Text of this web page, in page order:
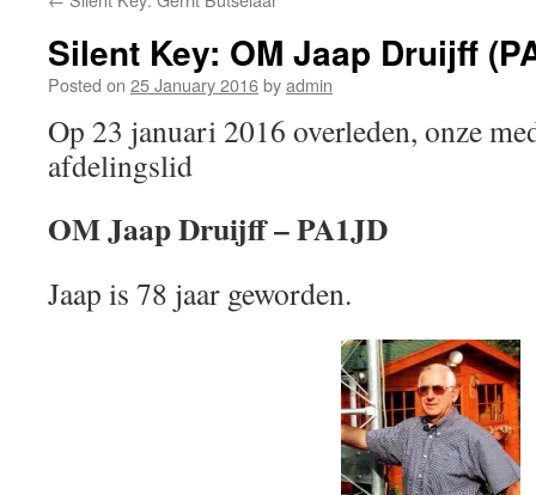
Silent Key: OM Jaap Druijff
Posted on 25 January 2016byadmin
Op 23 januari 2016 overleden, onze
afdelingslid
OM Jaap Druijff – PA1JD
Jaap is 78 jaar geworden.